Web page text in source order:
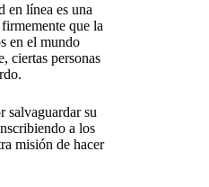
en línea es una
que la
en el mundo
ciertas personas
salvaguardar su
a los
misión de hacer